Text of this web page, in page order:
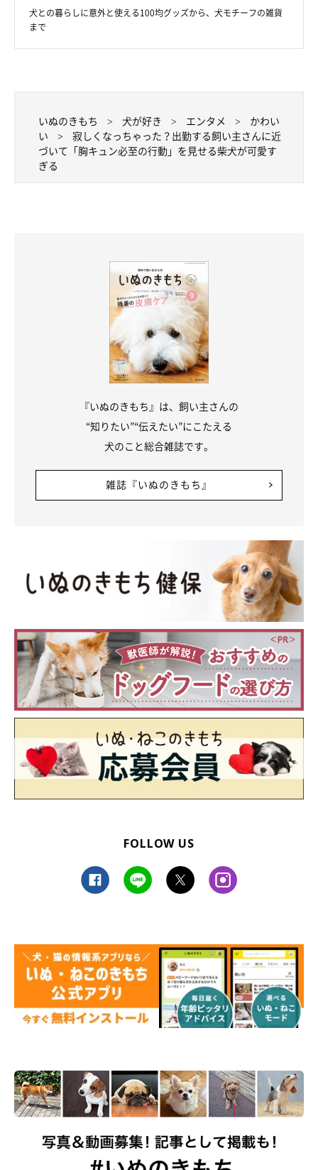
犬との暮らしに意外と使える100均グッズから、犬モチーフの雑貨
まで
いぬのきもち 犬が好き エンタメ
かわい
い
寂しくなっちゃった？出勤する飼い主さんに近
づいて「胸キュン必至の行動」を見せる柴犬が可愛す
ぎる
『いぬのきもち』は、飼い主さんの
“知りたい”“伝えたい”にこたえる
犬のこと総合雑誌です。
雑誌『いぬのきもち』
FOLLOW US